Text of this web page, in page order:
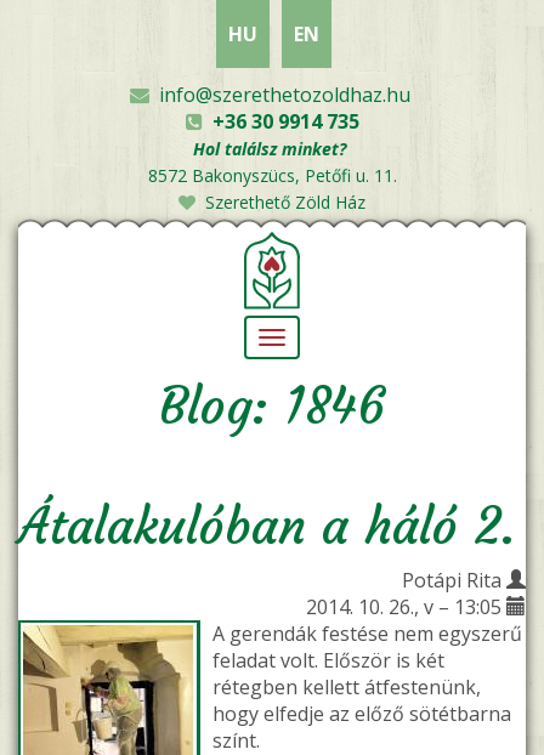
HU EN
info@szerethetozoldhaz.hu
+36 30 9914 735
Hol találsz minket?
8572 Bakonyszücs, Petőfi u. 11.
Szerethető Zöld Ház
Navigáció
átkapcsolása
Blog: 1846
Átalakulóban a háló 2.
Potápi Rita
2014. 10. 26., v – 13:05
A gerendák festése nem egyszerű
feladat volt. Először is két
rétegben kellett átfestenünk,
hogy elfedje az előző sötétbarna
színt.